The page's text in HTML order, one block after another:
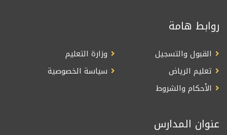
روابط هامة
القبول والتسجيل
وزارة التعليم
تعليم الرياض
سياسة الخصوصية
الأحكام والشروط
عنوان المدارس